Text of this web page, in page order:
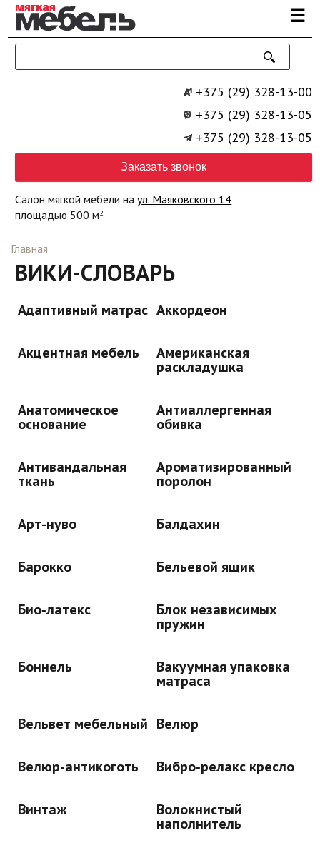
Перейти к основному содержанию ☰
+375 (29) 328-13-00
+375 (29) 328-13-05
+375 (29) 328-13-05
Заказать звонок
Салон мягкой мебели наул. Маяковского 14
площадью 500 м2
Главная
ВИКИ-СЛОВАРЬ
Адаптивный матрас Аккордеон
Акцентная мебель Американская
раскладушка
Анатомическое
основание
Антиаллергенная
обивка
Антивандальная
ткань
Ароматизированный
поролон
Арт-нуво Балдахин
Барокко Бельевой ящик
Био‑латекс Блок независимых
пружин
Боннель Вакуумная упаковка
матраса
Вельвет мебельный Велюр
Велюр-антикоготь Вибро‑релакс кресло
Винтаж Волокнистый
наполнитель